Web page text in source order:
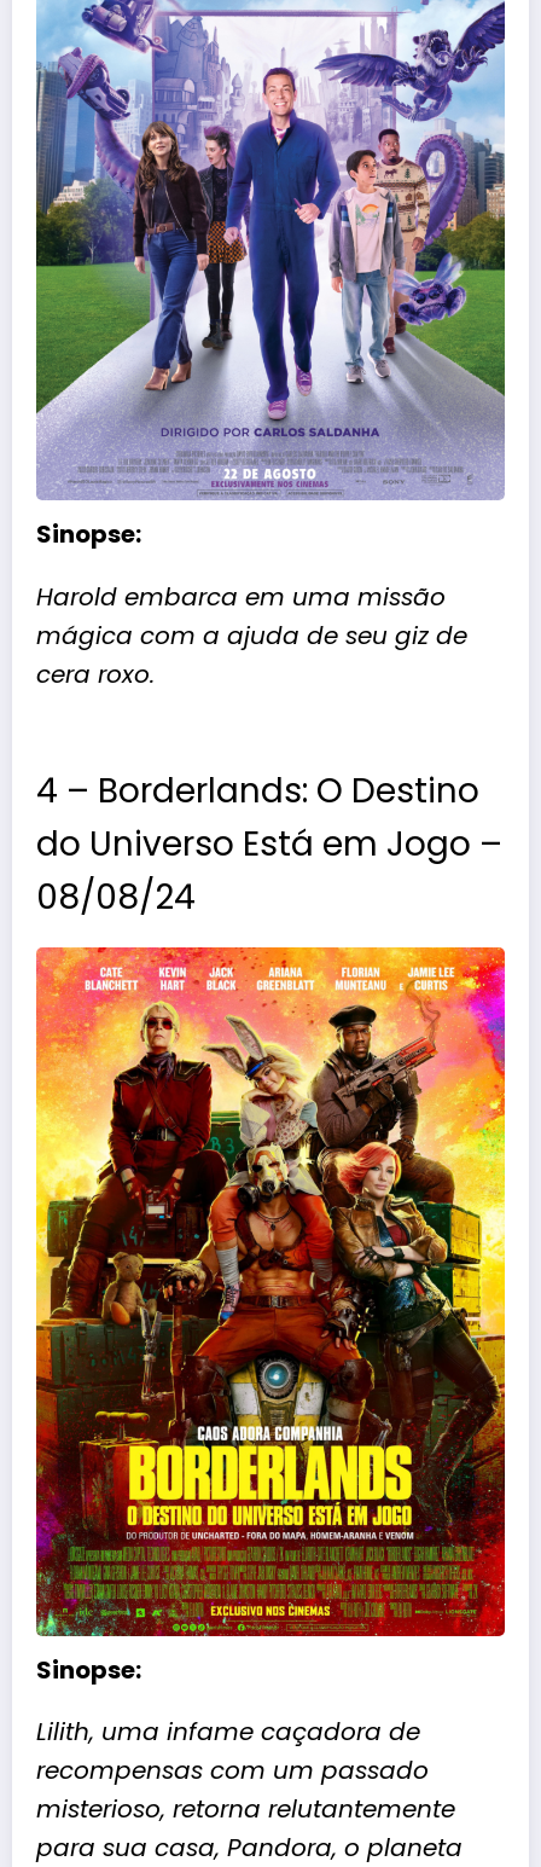
Sinopse:
Harold embarca em uma missão
mágica com a ajuda de seu giz de
cera roxo.
4 – Borderlands: O Destino
do Universo Está em Jogo –
08/08/24
Sinopse:
Lilith, uma infame caçadora de
recompensas com um passado
misterioso, retorna relutantemente
para sua casa, Pandora, o planeta